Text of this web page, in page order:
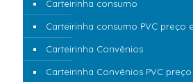
Carteirinha consumo
Carteirinha consumo PVC preço
Carteirinha Convênios
Carteirinha Convênios PVC